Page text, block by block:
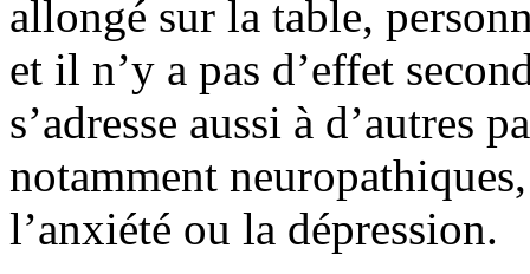
allongé sur la table,
et il n’y a pas d’effet
s’adresse aussi à d’autres
notamment
l’anxiété ou la dépression.